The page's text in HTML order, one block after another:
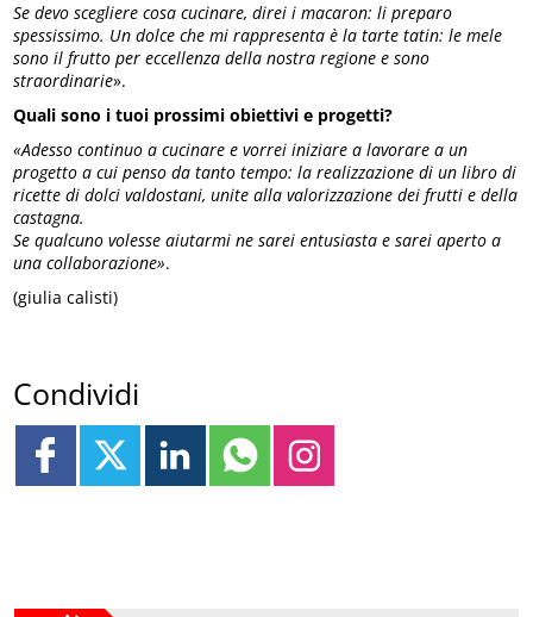
Se devo scegliere cosa cucinare, direi i macaron: li preparo
spessissimo. Un dolce che mi rappresenta è la tarte tatin: le mele
sono il frutto per eccellenza della nostra regione e sono
straordinarie».
Quali sono i tuoi prossimi obiettivi e progetti?
«Adesso continuo a cucinare e vorrei iniziare a lavorare a un
progetto a cui penso da tanto tempo: la realizzazione di un libro di
ricette di dolci valdostani, unite alla valorizzazione dei frutti e della
castagna.
Se qualcuno volesse aiutarmi ne sarei entusiasta e sarei aperto a
una collaborazione».
(giulia calisti)
Condividi